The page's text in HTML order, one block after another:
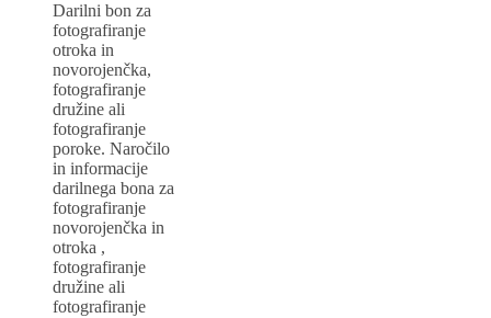
Darilni bon za
fotografiranje
otroka in
novorojenčka,
fotografiranje
družine ali
fotografiranje
poroke. Naročilo
in informacije
darilnega bona za
fotografiranje
novorojenčka in
otroka ,
fotografiranje
družine ali
fotografiranje